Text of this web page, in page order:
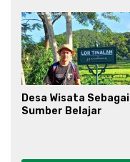
Desa Wisata Sebagai
Sumber Belajar